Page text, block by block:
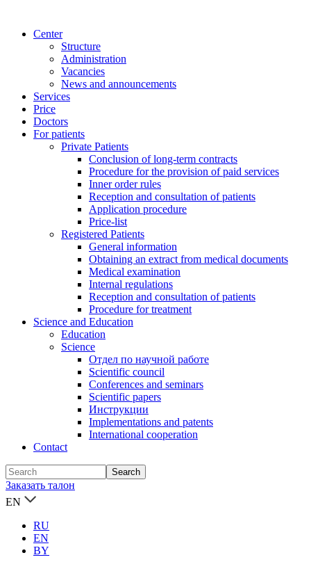
Center
Structure
Administration
Vacancies
News and announcements
Services
Price
Doctors
For patients
Private Patients
Conclusion of long-term contracts
Procedure for the provision of paid services
Inner order rules
Reception and consultation of patients
Application procedure
Price-list
Registered Patients
General information
Obtaining an extract from medical documents
Medical examination
Internal regulations
Reception and consultation of patients
Procedure for treatment
Science and Education
Education
Science
Отдел по научной работе
Scientific council
Conferences and seminars
Scientific papers
Инструкции
Implementations and patents
International cooperation
Contact
Заказать талон
EN
RU
EN
BY